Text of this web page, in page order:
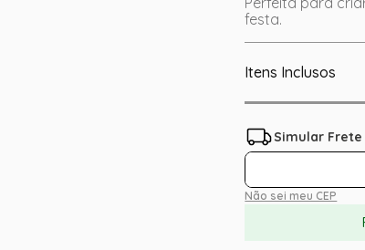
festa.
Itens Inclusos
Não sei meu CEP